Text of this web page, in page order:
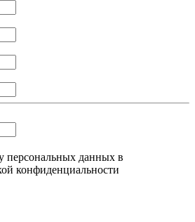
персональных данных в
конфиденциальности